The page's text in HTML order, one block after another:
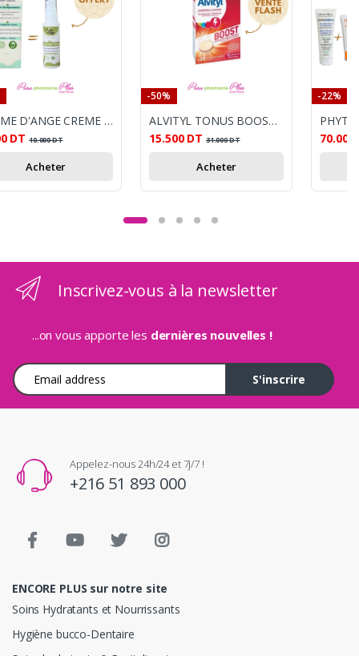
PLUME D'ANGE CREME CONFORT RESPIRATOIRE + PLUME D'ANGE LINIMENT OLEO-CALCAIRE 30ML OFFERT
DT 10.000DT
Acheter
-50%
ALVITYL TONUS BOOST 20 COMPRIMES
15.500 DT 31.000DT
Acheter
-22%
70.000
Inscrivez-vous à la newsletter
...on vous apporte les dernières nouvelles !
Adresse e-mail
S'inscrire
Appelez-nous 24h/24 et 7j/7 !
+216 51 893 000
ENCORE PLUS sur notre site
Soins Hydratants et Nourrissants
Hygiène bucco-Dentaire